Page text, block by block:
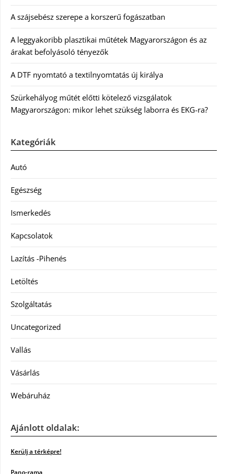
A szájsebész szerepe a korszerű fogászatban
A leggyakoribb plasztikai műtétek Magyarországon és az
árakat befolyásoló tényezők
A DTF nyomtató a textilnyomtatás új királya
Szürkehályog műtét előtti kötelező vizsgálatok
Magyarországon: mikor lehet szükség laborra és EKG-ra?
Kategóriák
Autó
Egészség
Ismerkedés
Kapcsolatok
Lazítás -Pihenés
Letöltés
Szolgáltatás
Uncategorized
Vallás
Vásárlás
Webáruház
Ajánlott oldalak:
Kerülj a térképre!